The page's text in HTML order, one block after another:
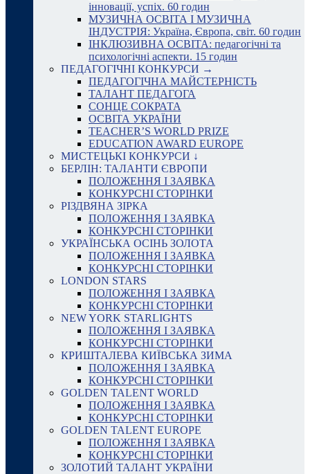
інновації, успіх. 60 годин
МУЗИЧНА ОСВІТА І МУЗИЧНА
ІНДУСТРІЯ: Україна, Європа, світ. 60 годин
ІНКЛЮЗИВНА ОСВІТА: педагогічні та
психологічні аспекти. 15 годин
ПЕДАГОГІЧНІ КОНКУРСИ →
ПЕДАГОГІЧНА МАЙСТЕРНІСТЬ
ТАЛАНТ ПЕДАГОГА
СОНЦЕ СОКРАТА
ОСВІТА УКРАЇНИ
TEACHER’S WORLD PRIZE
EDUCATION AWARD EUROPE
МИСТЕЦЬКІ КОНКУРСИ ↓
БЕРЛІН: ТАЛАНТИ ЄВРОПИ
ПОЛОЖЕННЯ І ЗАЯВКА
КОНКУРСНІ СТОРІНКИ
РІЗДВЯНА ЗІРКА
ПОЛОЖЕННЯ І ЗАЯВКА
КОНКУРСНІ СТОРІНКИ
УКРАЇНСЬКА ОСІНЬ ЗОЛОТА
ПОЛОЖЕННЯ І ЗАЯВКА
КОНКУРСНІ СТОРІНКИ
LONDON STARS
ПОЛОЖЕННЯ І ЗАЯВКА
КОНКУРСНІ СТОРІНКИ
NEW YORK STARLIGHTS
ПОЛОЖЕННЯ І ЗАЯВКА
КОНКУРСНІ СТОРІНКИ
КРИШТАЛЕВА КИЇВСЬКА ЗИМА
ПОЛОЖЕННЯ І ЗАЯВКА
КОНКУРСНІ СТОРІНКИ
GOLDEN TALENT WORLD
ПОЛОЖЕННЯ І ЗАЯВКА
КОНКУРСНІ СТОРІНКИ
GOLDEN TALENT EUROPE
ПОЛОЖЕННЯ І ЗАЯВКА
КОНКУРСНІ СТОРІНКИ
ЗОЛОТИЙ ТАЛАНТ УКРАЇНИ